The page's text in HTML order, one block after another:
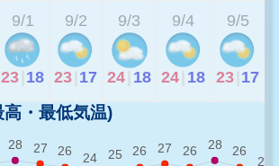
9/1
23 18
9/2
23 17
9/3
24 18
9/4
24 18
9/5
23 17
・最低気温)